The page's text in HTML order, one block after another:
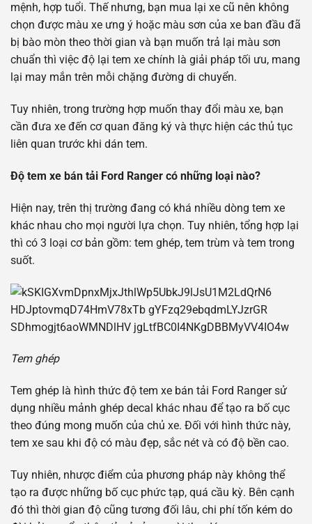
mệnh, hợp tuổi. Thế nhưng, bạn mua lại xe cũ nên không
chọn được màu xe ưng ý hoặc màu sơn của xe ban đầu đã
bị bào mòn theo thời gian và bạn muốn trả lại màu sơn
chuẩn thì việc độ lại tem xe chính là giải pháp tối ưu, mang
lại may mắn trên mỗi chặng đường di chuyển.
Tuy nhiên, trong trường hợp muốn thay đổi màu xe, bạn
cần đưa xe đến cơ quan đăng ký và thực hiện các thủ tục
liên quan trước khi dán tem.
Độ tem xe bán tải Ford Ranger có những loại nào?
Hiện nay, trên thị trường đang có khá nhiều dòng tem xe
khác nhau cho mọi người lựa chọn. Tuy nhiên, tổng hợp lại
thì có 3 loại cơ bản gồm: tem ghép, tem trùm và tem trong
suốt.
Tem ghép
Tem ghép là hình thức độ tem xe bán tải Ford Ranger sử
dụng nhiều mảnh ghép decal khác nhau để tạo ra bố cục
theo đúng mong muốn của chủ xe. Đối với hình thức này,
tem xe sau khi độ có màu đẹp, sắc nét và có độ bền cao.
Tuy nhiên, nhược điểm của phương pháp này không thể
tạo ra được những bố cục phức tạp, quá cầu kỳ. Bên cạnh
đó thì thời gian độ cũng tương đối lâu, chi phí tốn kém do